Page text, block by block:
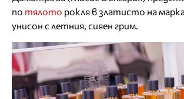
по тялото рокля в златисто на
унисон с летния, сияен грим.